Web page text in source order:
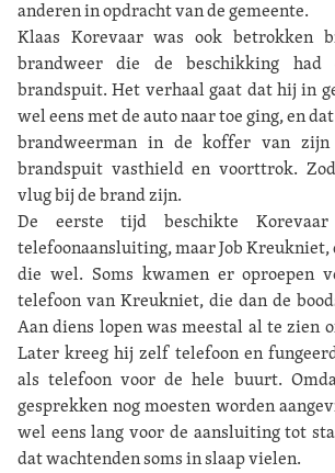
anderen in opdracht van de gemeente.
Klaas Korevaar was ook betrokken
brandweer die de beschikking
brandspuit. Het verhaal gaat dat hij in
wel eens met de auto naar toe ging, en
brandweerman in de koffer van
brandspuit vasthield en voorttrok.
vlug bij de brand zijn.
De eerste tijd beschikte
telefoonaansluiting, maar Job
die wel. Soms kwamen er oproepen
telefoon van Kreukniet, die dan de
Aan diens lopen was meestal al te zien
Later kreeg hij zelf telefoon en
als telefoon voor de hele buurt.
gesprekken nog moesten worden
wel eens lang voor de aansluiting tot
dat wachtenden soms in slaap vielen.